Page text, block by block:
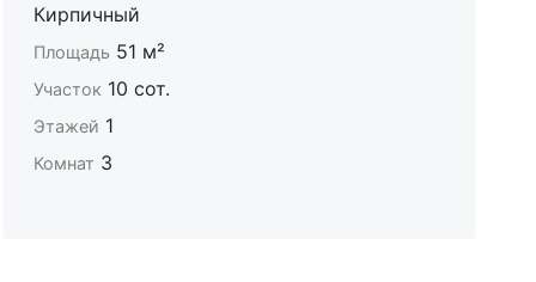
Кирпичный
Площадь 51 м²
Участок 10 сот.
Этажей 1
Комнат 3